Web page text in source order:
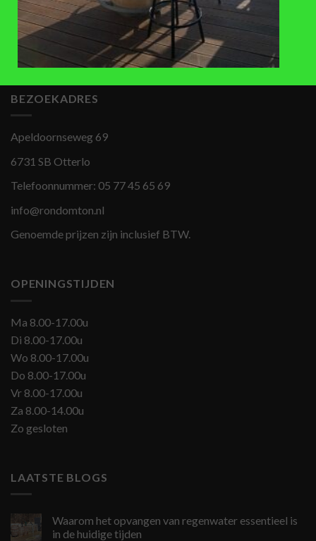
Chroom snelkoppeling ¾ kraan
12,95
Regentonvulautomaat van zink
(diameter 80mm)
€68,-
BEZOEKADRES
Apeldoornseweg 69
6731 SB Otterlo
Telefoonnummer: 05 77 45 65 69
info@rondomton.nl
Genoemde prijzen zijn inclusief BTW.
OPENINGSTIJDEN
Ma 8.00-17.00u
Di 8.00-17.00u
Wo 8.00-17.00u
Do 8.00-17.00u
Vr 8.00-17.00u
Za 8.00-14.00u
Zo gesloten
LAATSTE BLOGS
Waarom het opvangen van regenwater essentieel is
in de huidige tijden